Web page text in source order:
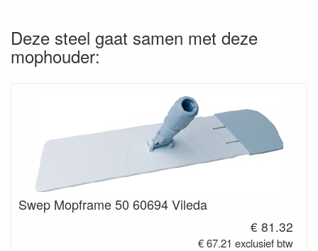
Deze steel gaat samen met deze
mophouder:
Swep Mopframe 50 60694 Vileda
€ 81.32
€ 67.21 exclusief btw